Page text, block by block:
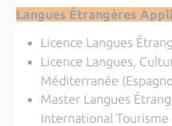
Langues Étrangères
Licence Langues
Licence Langues,
Méditerranée
Master Langues
International